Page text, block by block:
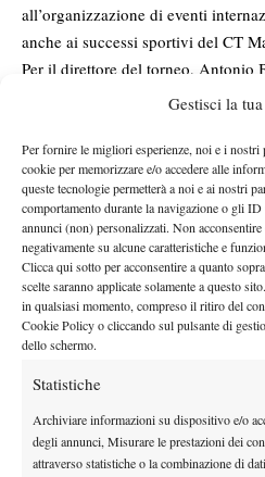
Gestisci la
Per fornire le migliori esperienze, noi e i
cookie per memorizzare e/o accedere alle
queste tecnologie permetterà a noi e ai nostri
comportamento durante la navigazione o gli
annunci (non) personalizzati. Non
negativamente su alcune caratteristiche e
Clicca qui sotto per acconsentire a quanto
scelte saranno applicate solamente a questo
in qualsiasi momento, compreso il ritiro del
Cookie Policy o cliccando sul pulsante di
dello schermo.
Statistiche
Archiviare informazioni su dispositivo e/o
degli annunci, Misurare le prestazioni dei
attraverso statistiche o la combinazione di
all’organizzazione di eventi
anche ai successi sportivi del CT
Per il direttore del torneo, Antonio
Torneo Internazionale il livello dei
che hanno espresso, in queste
come i tanti campioni di oggi che
questo torneo sui nostri campi.
vincitore della prima edizione e
coppa Davis, di Quinzi,
e Garzelli. Soddisfatto anche per
Nadin Barbarossa ed Emma
nonostante i problemi fisici della
sponsor del Trofeo Maglio
anni, è stato sempre vicino al